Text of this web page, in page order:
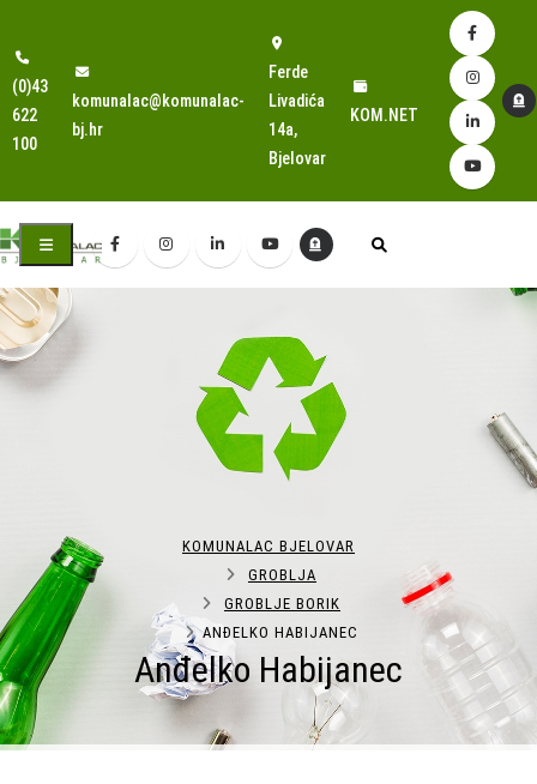
(0)43
622
100
komunalac@komunalac-
bj.hr
Ferde
Livadića
14a,
Bjelovar
KOM.NET
Anđelko Habijanec
KOMUNALAC BJELOVAR
GROBLJA
GROBLJE BORIK
ANĐELKO HABIJANEC